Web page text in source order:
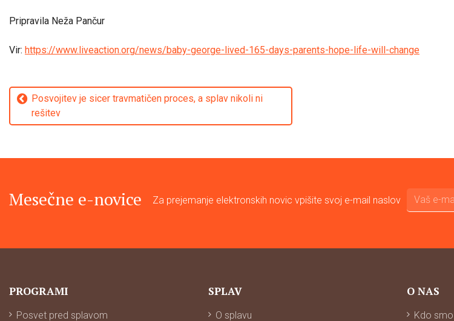
Pripravila Neža Pančur
Vir: https://www.liveaction.org/news/baby-george-lived-165-days-parents-hope-life-will-change
Navigacija
prispevka
Posvojitev je sicer travmatičen proces, a splav nikoli ni
rešitev
Mesečne e-novice Za prejemanje elektronskih novic vpišite svoj e-mail naslov
PROGRAMI
Posvet pred splavom
SPLAV
O splavu
O NAS
Kdo smo